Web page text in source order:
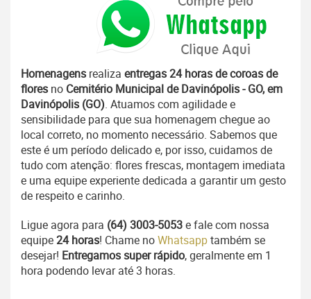
Homenagens realiza entregas 24 horas de coroas de
flores no Cemitério Municipal de Davinópolis - GO, em
Davinópolis (GO). Atuamos com agilidade e
sensibilidade para que sua homenagem chegue ao
local correto, no momento necessário. Sabemos que
este é um período delicado e, por isso, cuidamos de
tudo com atenção: flores frescas, montagem imediata
e uma equipe experiente dedicada a garantir um gesto
de respeito e carinho.
Ligue agora para (64) 3003-5053e fale com nossa
equipe24 horas! Chame noWhatsapptambém se
desejar! Entregamos super rápido, geralmente em 1
hora podendo levar até 3 horas.